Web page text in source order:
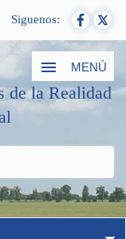
Siguenos:
MENÚ
de la Realidad